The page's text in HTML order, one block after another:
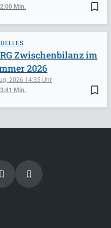
bookmark_border
Min.
bookmark_border
2026 14:35
Min.
Zwischenbilanz im
2026